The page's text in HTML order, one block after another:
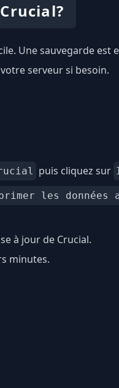
Une sauvegarde
serveur si besoin.
puis cliquez sur
les
à jour de Crucial.
minutes.